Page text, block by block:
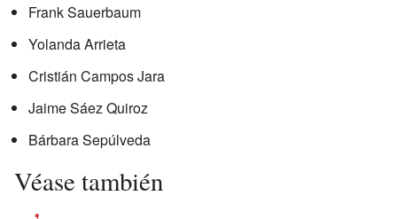
Frank Sauerbaum
Yolanda Arrieta
Cristián Campos Jara
Jaime Sáez Quiroz
Bárbara Sepúlveda
Véase también